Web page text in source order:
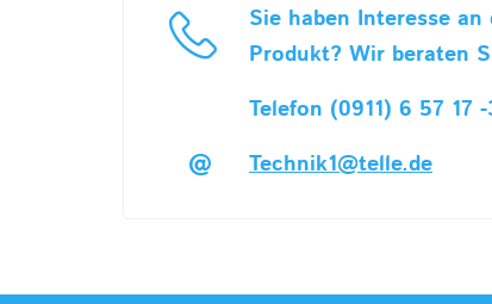
Sie haben Interesse an
Produkt? Wir beraten
Telefon (0911) 6 57 17
Technik1@telle.de